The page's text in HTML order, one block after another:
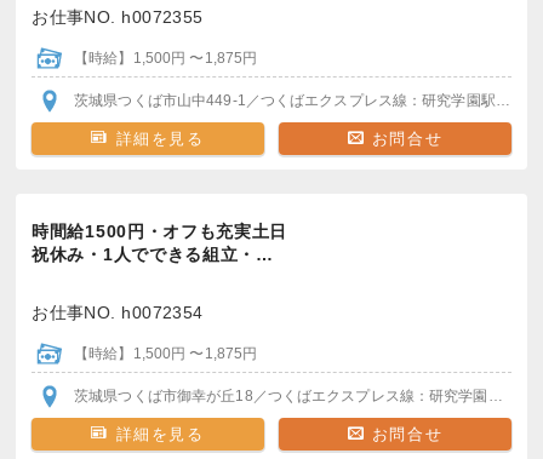
お仕事NO. h0072355
【時給】1,500円 〜1,875円
茨城県つくば市山中449-1 ／つくばエクスプレス線：研究学園駅＊駅
詳細を見る お問合せ
時間給1500円・オフも充実土日
祝休み・1人でできる組立・…
お仕事NO. h0072354
【時給】1,500円 〜1,875円
茨城県つくば市御幸が丘18 ／つくばエクスプレス線：研究学園駅
詳細を見る お問合せ